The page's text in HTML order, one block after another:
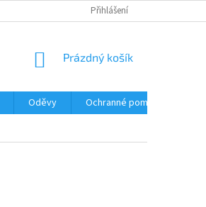
Přihlášení
NÁKUPNÍ
Prázdný košík
Oděvy Ochranné pomůcky